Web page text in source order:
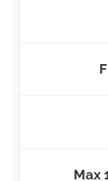
Max